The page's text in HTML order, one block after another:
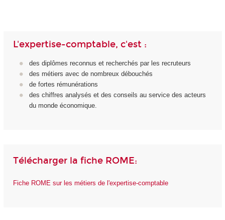
L'expertise-comptable, c'est :
des diplômes reconnus et recherchés par les recruteurs
des métiers avec de nombreux débouchés
de fortes rémunérations
des chiffres analysés et des conseils au service des acteurs
du monde économique.
Télécharger la fiche ROME:
Fiche ROME sur les métiers de l'expertise-comptable